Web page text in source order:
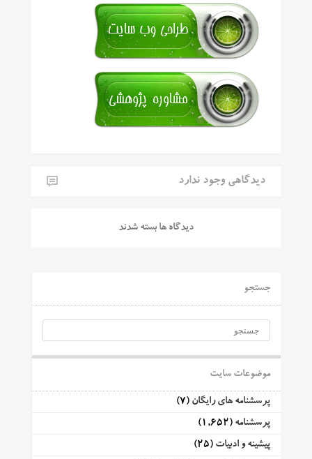
دیدگاهی وجود ندارد
دیدگاه ها بسته شدند
جستجو
موضوعات سایت
پرسشنامه های رایگان (7)
پرسشنامه (1,652)
پیشینه و ادبیات (25)